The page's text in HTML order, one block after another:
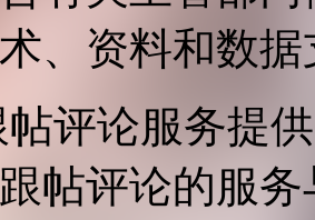
、资料和数
评论服务提
帖评论的服